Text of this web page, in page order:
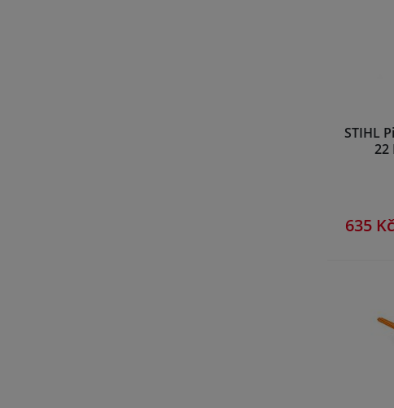
STIHL
22
635 Kč